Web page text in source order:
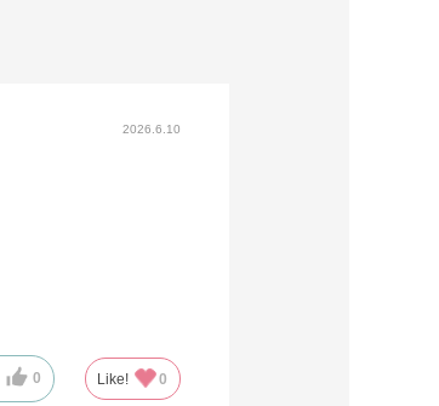
2026.6.10
0 Like! 0